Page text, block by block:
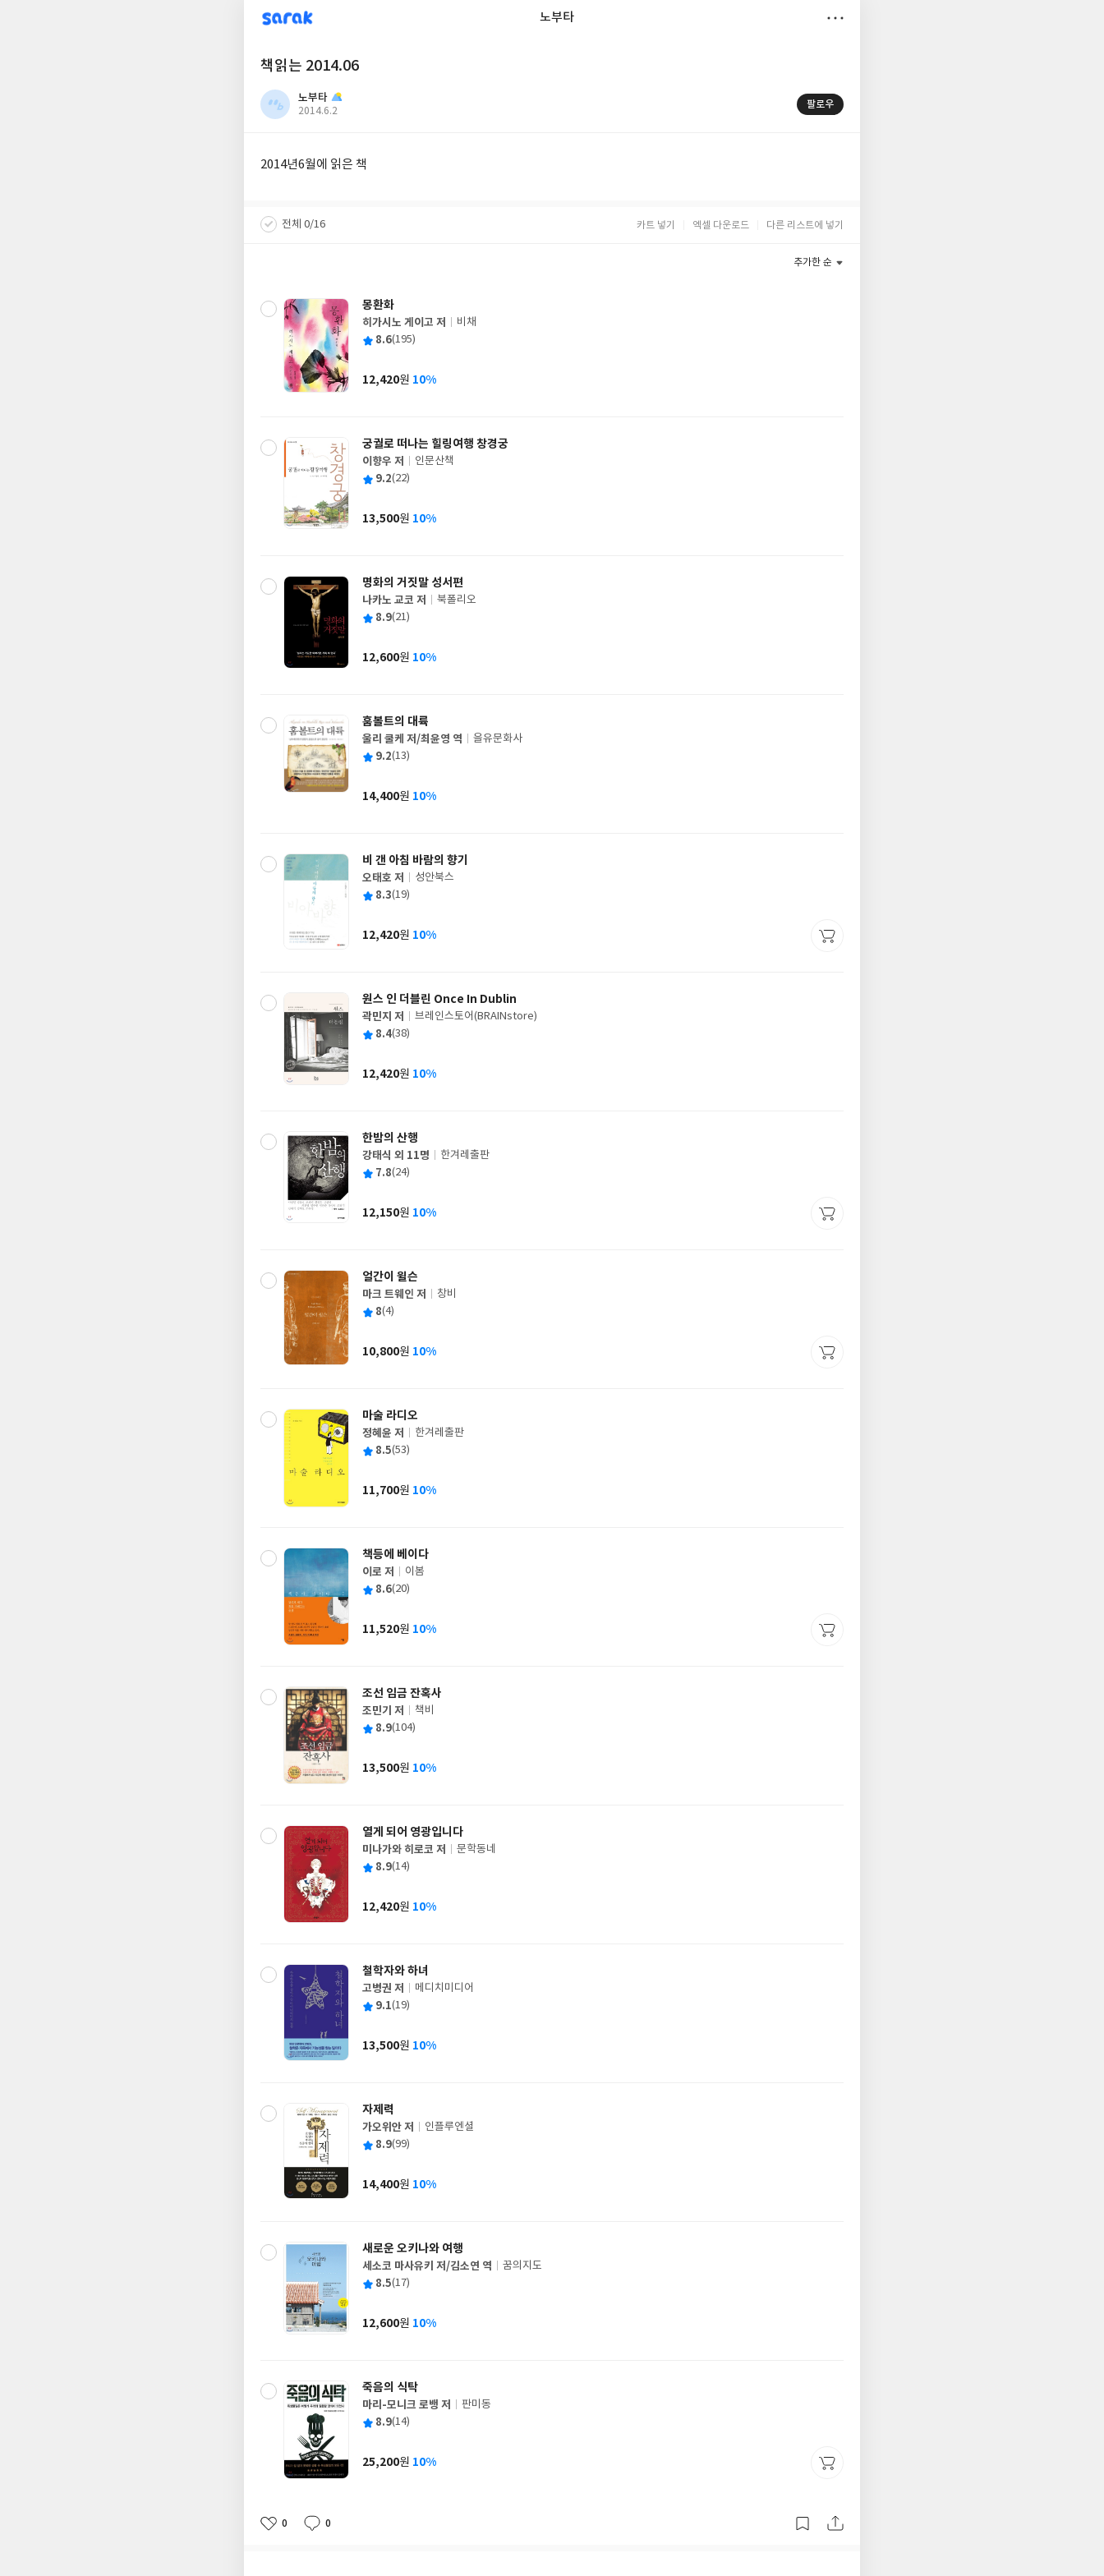
sarak 노부타
책읽는 2014.06
노부타
작
2014.6.2
팔로우
2014년6월에 읽은 책
전체 0/16 카트 넣기 엑셀 다운로드 다른 리스트에 넣기
추가한 순
몽환화
글
쓴
히가시노 게이고 저
출
사
비채
평 8.6(195)
가
12,420원 10%
궁궐로 떠나는 힐링여행 창경궁
글
쓴
이향우 저
출
사
인문산책
평 9.2(22)
가
13,500원 10%
명화의 거짓말 성서편
글
쓴
나카노 교코 저
출
사
북폴리오
평 8.9(21)
가
12,600원 10%
훔볼트의 대륙
글
쓴
울리 쿨케 저/최윤영 역
출
사
을유문화사
평 9.2(13)
가
14,400원 10%
비 갠 아침 바람의 향기
글
쓴
오태호 저
출
사
성안북스
평 8.3(19)
가
12,420원 10%
원스 인 더블린 Once In Dublin
글
쓴
곽민지 저
출
사
브레인스토어(BRAINstore)
평 8.4(38)
가
12,420원 10%
한밤의 산행
글
쓴
강태식 외 11명
출
사
한겨레출판
평 7.8(24)
가
12,150원 10%
얼간이 윌슨
글
쓴
마크 트웨인 저
출
사
창비
평 8(4)
가
10,800원 10%
마술 라디오
글
쓴
정혜윤 저
출
사
한겨레출판
평 8.5(53)
가
11,700원 10%
책등에 베이다
글
쓴
이로 저
출
사
이봄
평 8.6(20)
가
11,520원 10%
조선 임금 잔혹사
글
쓴
조민기 저
출
사
책비
평 8.9(104)
가
13,500원 10%
열게 되어 영광입니다
글
쓴
미나가와 히로코 저
출
사
문학동네
평 8.9(14)
가
12,420원 10%
철학자와 하녀
글
쓴
고병권 저
출
사
메디치미디어
평 9.1(19)
가
13,500원 10%
자제력
글
쓴
가오위안 저
출
사
인플루엔셜
평 8.9(99)
가
14,400원 10%
새로운 오키나와 여행
글
쓴
세소코 마사유키 저/김소연 역
출
사
꿈의지도
평 8.5(17)
가
12,600원 10%
죽음의 식탁
글
쓴
마리-모니크 로뱅 저
출
사
판미동
평 8.9(14)
가
25,200원 10%
좋
0
댓
0
작